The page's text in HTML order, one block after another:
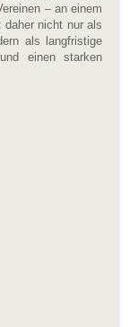
– an einem
nicht nur als
als langfristige
einen starken